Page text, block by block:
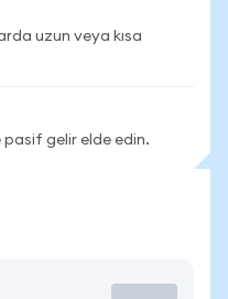
uzun veya kısa
gelir elde edin.